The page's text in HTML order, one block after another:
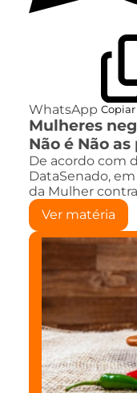
WhatsApp
Mulheres
Não é Não
De acordo com
DataSenado,
da Mulher
Ver matéria